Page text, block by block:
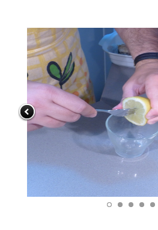
VII Feria del Vino de
el Vino y Yo’